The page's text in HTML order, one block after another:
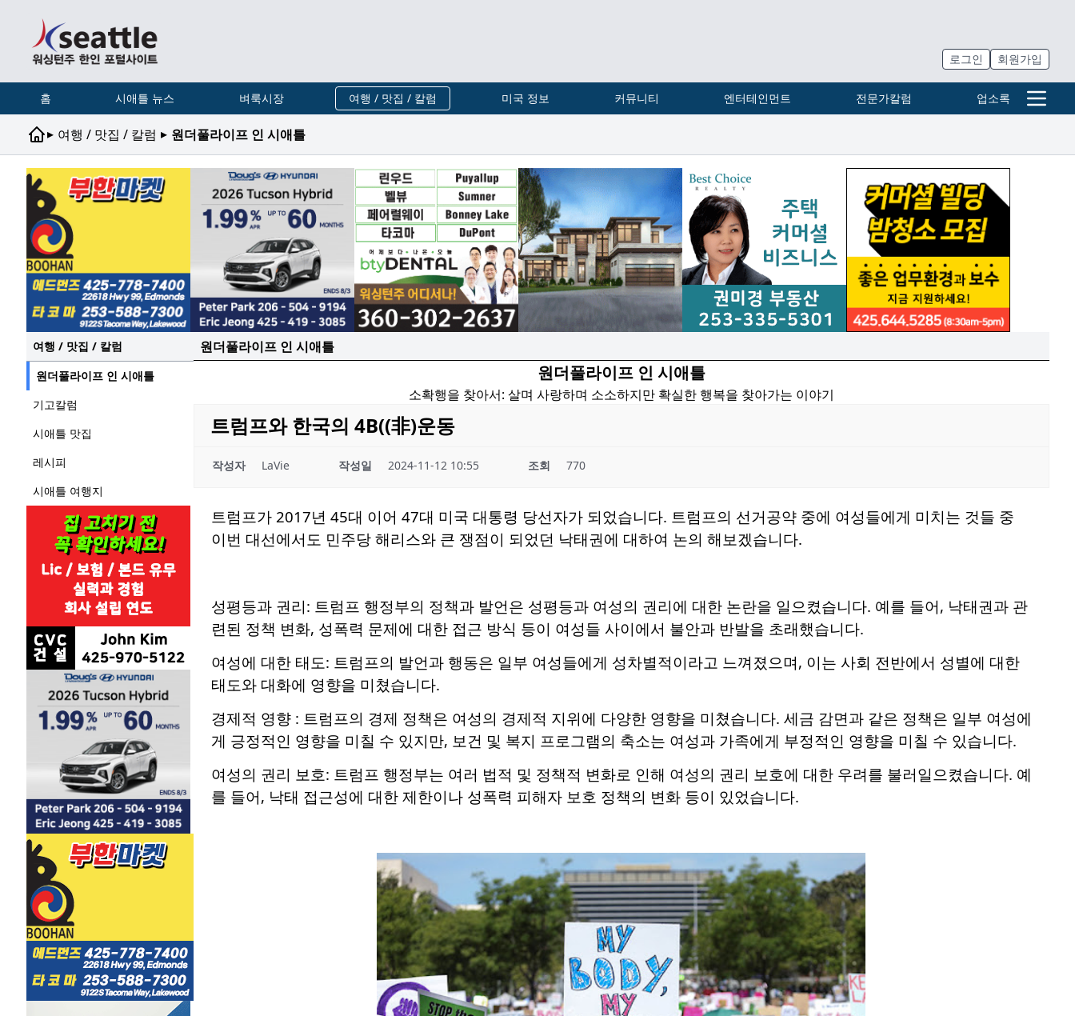
로그인 회원가입
홈 시애틀 뉴스 벼룩시장 여행 / 맛집 / 칼럼 미국 정보 커뮤니티 엔터테인먼트 전문가칼럼 업소록
▸ 여행 / 맛집 / 칼럼 ▸ 원더풀라이프 인 시애틀
여행 / 맛집 / 칼럼
원더풀라이프 인 시애틀
기고칼럼
시애틀 맛집
레시피
시애틀 여행지
원더풀라이프 인 시애틀
원더풀라이프 인 시애틀
소확행을 찾아서: 살며 사랑하며 소소하지만 확실한 행복을 찾아가는 이야기
트럼프와 한국의 4B((非)운동
작성자 LaVie 작성일 2024-11-12 10:55 조회 770
트럼프가 2017년 45대 이어 47대 미국 대통령 당선자가 되었습니다. 트럼프의 선거공약 중에 여성들에게 미치는 것들 중
이번 대선에서도 민주당 해리스와 큰 쟁점이 되었던 낙태권에 대하여 논의 해보겠습니다.
성평등과 권리: 트럼프 행정부의 정책과 발언은 성평등과 여성의 권리에 대한 논란을 일으켰습니다. 예를 들어, 낙태권과 관
련된 정책 변화, 성폭력 문제에 대한 접근 방식 등이 여성들 사이에서 불안과 반발을 초래했습니다.
여성에 대한 태도: 트럼프의 발언과 행동은 일부 여성들에게 성차별적이라고 느껴졌으며, 이는 사회 전반에서 성별에 대한
태도와 대화에 영향을 미쳤습니다.
경제적 영향 : 트럼프의 경제 정책은 여성의 경제적 지위에 다양한 영향을 미쳤습니다. 세금 감면과 같은 정책은 일부 여성에
게 긍정적인 영향을 미칠 수 있지만, 보건 및 복지 프로그램의 축소는 여성과 가족에게 부정적인 영향을 미칠 수 있습니다.
여성의 권리 보호: 트럼프 행정부는 여러 법적 및 정책적 변화로 인해 여성의 권리 보호에 대한 우려를 불러일으켰습니다. 예
를 들어, 낙태 접근성에 대한 제한이나 성폭력 피해자 보호 정책의 변화 등이 있었습니다.